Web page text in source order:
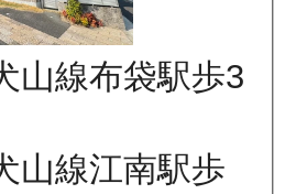
山線布袋駅歩3
山線江南駅歩